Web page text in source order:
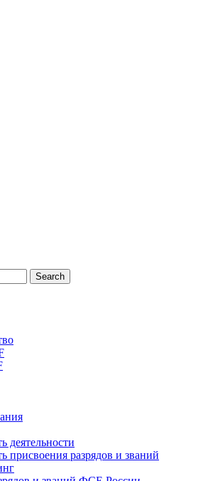
Search
деятельности
присвоения разрядов и званий